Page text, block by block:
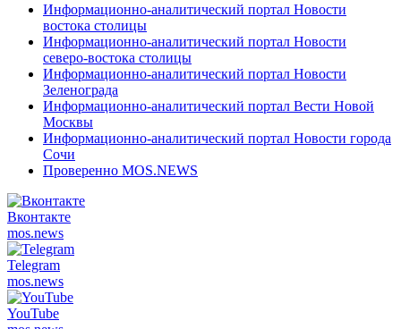
Информационно-аналитический портал Новости
востока столицы
Информационно-аналитический портал Новости
северо-востока столицы
Информационно-аналитический портал Новости
Зеленограда
Информационно-аналитический портал Вести Новой
Москвы
Информационно-аналитический портал Новости города
Сочи
Проверенно MOS.NEWS
Вконтакте
mos.news
Telegram
mos.news
YouTube